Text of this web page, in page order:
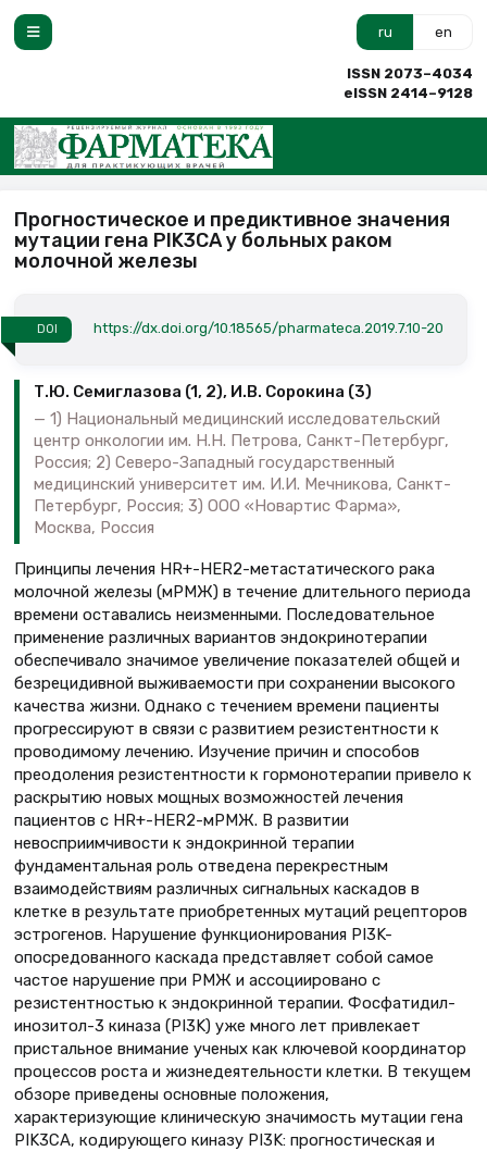
ru en
ISSN 2073–4034
eISSN 2414–9128
Прогностическое и предиктивное значения
мутации гена PIK3CA у больных раком
молочной железы
DOI https://dx.doi.org/10.18565/pharmateca.2019.7.10-20
Т.Ю. Семиглазова (1, 2), И.В. Сорокина (3)
1) Национальный медицинский исследовательский
центр онкологии им. Н.Н. Петрова, Санкт-Петербург,
Россия; 2) Северо-Западный государственный
медицинский университет им. И.И. Мечникова, Санкт-
Петербург, Россия; 3) ООО «Новартис Фарма»,
Москва, Россия
Принципы лечения HR+-HER2-метастатического рака
молочной железы (мРМЖ) в течение длительного периода
времени оставались неизменными. Последовательное
применение различных вариантов эндокринотерапии
обеспечивало значимое увеличение показателей общей и
безрецидивной выживаемости при сохранении высокого
качества жизни. Однако с течением времени пациенты
прогрессируют в связи с развитием резистентности к
проводимому лечению. Изучение причин и способов
преодоления резистентности к гормонотерапии привело к
раскрытию новых мощных возможностей лечения
пациентов с HR+-HER2-мРМЖ. В развитии
невосприимчивости к эндокринной терапии
фундаментальная роль отведена перекрестным
взаимодействиям различных сигнальных каскадов в
клетке в результате приобретенных мутаций рецепторов
эстрогенов. Нарушение функционирования PI3K-
опосредованного каскада представляет собой самое
частое нарушение при РМЖ и ассоциировано с
резистентностью к эндокринной терапии. Фосфатидил-
инозитол-3 киназа (PI3K) уже много лет привлекает
пристальное внимание ученых как ключевой координатор
процессов роста и жизнедеятельности клетки. В текущем
обзоре приведены основные положения,
характеризующие клиническую значимость мутации гена
PIK3CA, кодирующего киназу PI3K: прогностическая и